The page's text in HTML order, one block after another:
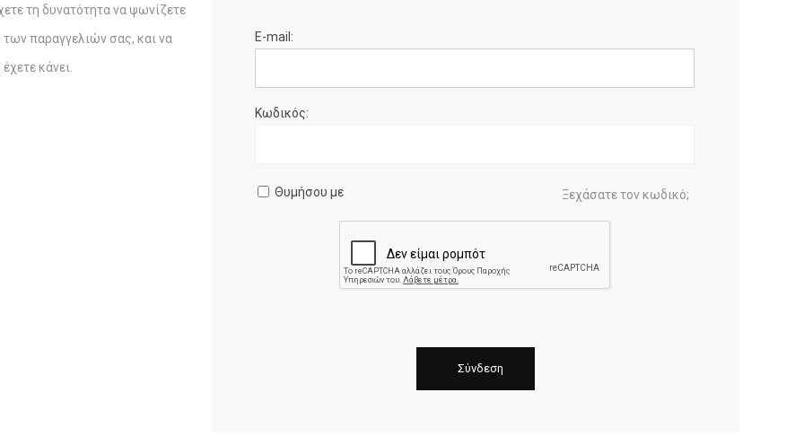
τη δυνατότητα να ψωνίζετε
των παραγγελιών σας, και να
κάνει.
E-mail:
Κωδικός:
Θυμήσου με Ξεχάσατε τον κωδικό;